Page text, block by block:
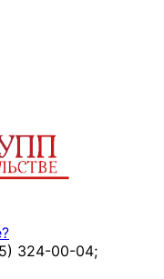
324-00-04;